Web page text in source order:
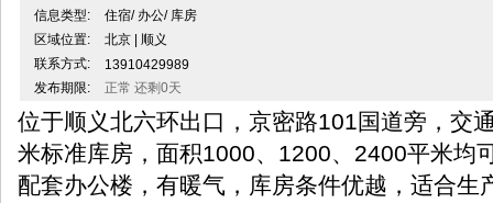
信息类型:
住宿/ 办公/ 库房
区域位置:
北京 | 顺义
联系方式:
13910429989
发布期限:
正常 还剩0天
位于顺义北六环出口，京密路101国道旁，交
米标准库房，面积1000、1200、2400平米均
配套办公楼，有暖气，库房条件优越，适合生